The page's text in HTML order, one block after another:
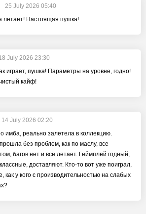
25 July 2026 05:40
летает! Настоящая пушка!
July 2026 23:30
играет, пушка! Параметры на уровне, годно!
кайф!
14 July 2026 02:20
имба, реально залетела в коллекцию.
без проблем, как по маслу, все
багов нет и всё летает. Геймплей годный,
доставляют. Кто-то вот уже поиграл,
как у кого с производительностью на слабых